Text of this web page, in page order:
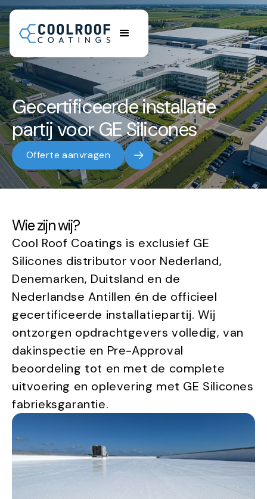
Gecertificeerde installatie
partij voor GE Silicones
Offerte aanvragen
Wie zijn wij?
Cool Roof Coatings is exclusief GE
Silicones distributor voor Nederland,
Denemarken, Duitsland en de
Nederlandse Antillen én de officieel
gecertificeerde installatiepartij. Wij
ontzorgen opdrachtgevers volledig, van
dakinspectie en Pre-Approval
beoordeling tot en met de complete
uitvoering en oplevering met GE Silicones
fabrieksgarantie.